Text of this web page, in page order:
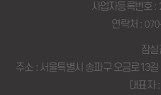
사업자등록번호
연락처 :
잠
주소 : 서울특별시 송파구 오금로13
대표자